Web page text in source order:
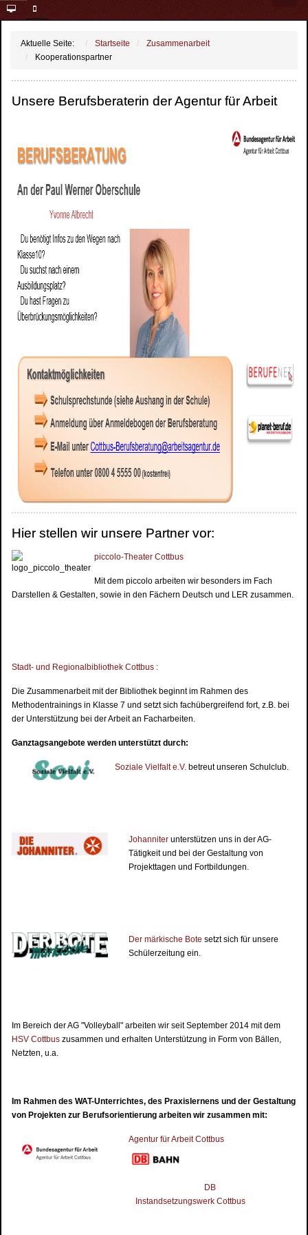
Aktuelle Seite: Startseite
Zusammenarbeit
Kooperationspartner
Unsere Berufsberaterin der Agentur für Arbeit
Hier stellen wir unsere Partner vor:
piccolo-Theater Cottbus
Mit dem piccolo arbeiten wir besonders im Fach
Darstellen & Gestalten, sowie in den Fächern Deutsch und LER zusammen.
Stadt- und Regionalbibliothek Cottbus :
Die Zusammenarbeit mit der Bibliothek beginnt im Rahmen des
Methodentrainings in Klasse 7 und setzt sich fachübergreifend fort, z.B. bei
der Unterstützung bei der Arbeit an Facharbeiten.
Ganztagsangebote werden unterstützt durch:
Soziale Vielfalt e.V. betreut unseren Schulclub.
Johanniter unterstützen uns in der AG-
Tätigkeit und bei der Gestaltung von
Projekttagen und Fortbildungen.
Der märkische Bote setzt sich für unsere
Schülerzeitung ein.
Im Bereich der AG "Volleyball" arbeiten wir seit September 2014 mit dem
HSV Cottbus zusammen und erhalten Unterstützung in Form von Bällen,
Netzten, u.a.
Im Rahmen des WAT-Unterrichtes, des Praxislernens und der Gestaltung
von Projekten zur Berufsorientierung arbeiten wir zusammen mit:
Agentur für Arbeit Cottbus
DB
Instandsetzungswerk Cottbus